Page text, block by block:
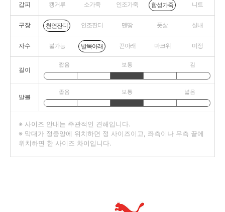
갑피 캥거루 소가죽 인조가죽 합성가죽 니트
구장 천연잔디 인조잔디 맨땅 풋살 실내
자수 불가능 발목아래 끈아래 마크위 미정
길이
짧음 보통 김
발볼
좁음 보통 넓음
※ 사이즈 안내는 주관적인 견해입니다.
※ 막대가 정중앙에 위치하면 정 사이즈이고, 좌측이나 우측 끝에
위치하면 한 사이즈 차이입니다.